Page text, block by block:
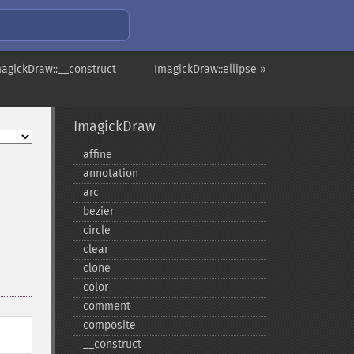
ImagickDraw::ellipse »
ImagickDraw
affine
annotation
arc
bezier
circle
clear
clone
color
comment
composite
_​_​construct